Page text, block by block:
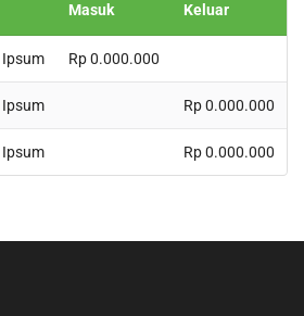
Masuk Keluar
Ipsum Rp 0.000.000
Ipsum Rp 0.000.000
Ipsum Rp 0.000.000